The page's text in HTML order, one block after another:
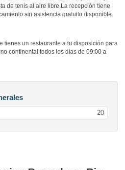
de tenis al aire libre.La recepción tiene
sin asistencia gratuito disponible.
tienes un restaurante a tu disposición para
continental todos los días de 09:00 a
20